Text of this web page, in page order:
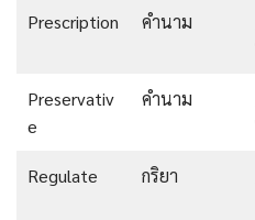
Prescription คำนาม
Preservativ
e
คำนาม
Regulate กริยา